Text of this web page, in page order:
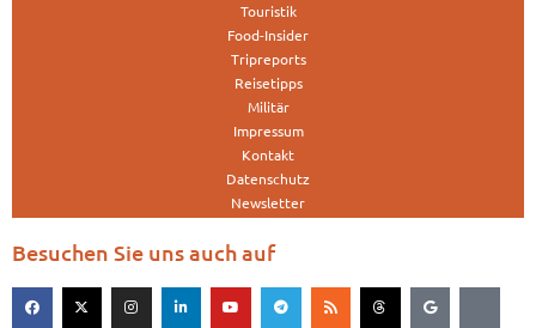
Touristik
Food-Insider
Tripreports
Reisetipps
Militär
Impressum
Kontakt
Datenschutz
Newsletter
Besuchen Sie uns auch auf